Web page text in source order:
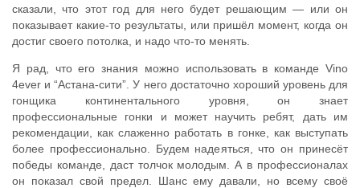
сказали, что этот год для него будет решающим — или он
показывает какие-то результаты, или пришёл момент, когда он
достиг своего потолка, и надо что-то менять.
Я рад, что его знания можно использовать в команде Vino
4ever и “Астана-сити”. У него достаточно хороший уровень для
гонщика континентального уровня, он знает
профессиональные гонки и может научить ребят, дать им
рекомендации, как слаженно работать в гонке, как выступать
более профессионально. Будем надеяться, что он принесёт
победы команде, даст толчок молодым. А в профессионалах
он показал свой предел. Шанс ему давали, но всему своё